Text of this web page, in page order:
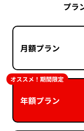
プラ
月額プラン
年額プラン
オススメ！期間限定